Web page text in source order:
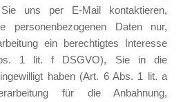
uns per E-Mail kontaktieren,
personenbezogenen Daten nur,
ein berechtigtes Interesse
1 lit. f DSGVO), Sie in die
haben (Art. 6 Abs. 1 lit. a
für die Anbahnung,